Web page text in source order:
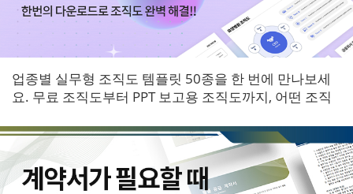
업종별 실무형 조직도 템플릿 50종을 한 번에 만나보세
요. 무료 조직도부터 PPT 보고용 조직도까지, 어떤 조직